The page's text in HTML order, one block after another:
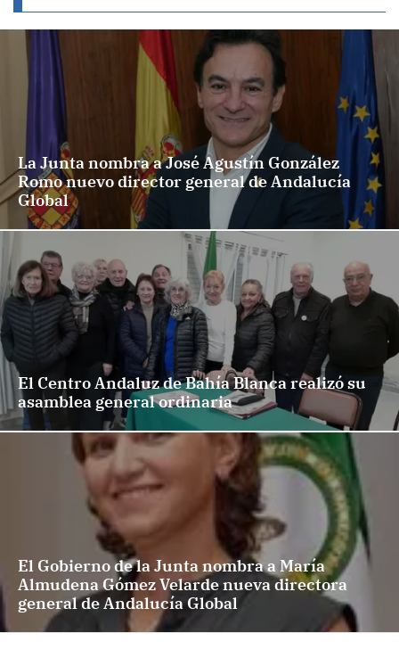
La Junta nombra a José Agustín González
Romo nuevo director general de Andalucía
Global
El Centro Andaluz de Bahía Blanca realizó su
asamblea general ordinaria
El Gobierno de la Junta nombra a María
Almudena Gómez Velarde nueva directora
general de Andalucía Global